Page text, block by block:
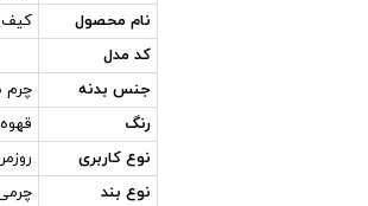
نام محصول
کیف
کد مدل
جنس بدنه
چرم
رنگ
نوع کاربری
نوع بند